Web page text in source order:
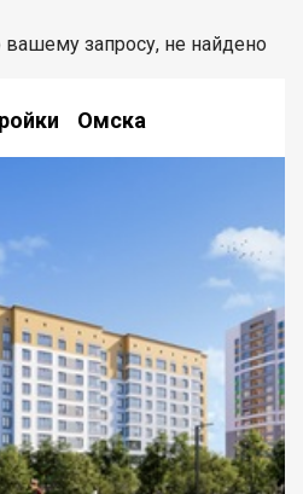
запросу, не найдено
Омска